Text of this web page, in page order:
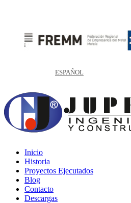
ESPAÑOL
Inicio
Historia
Proyectos Ejecutados
Blog
Contacto
Descargas